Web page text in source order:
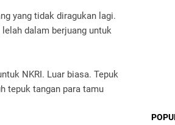
yang tidak diragukan lagi.
dalam berjuang untuk
NKRI. Luar biasa. Tepuk
tepuk tangan para tamu